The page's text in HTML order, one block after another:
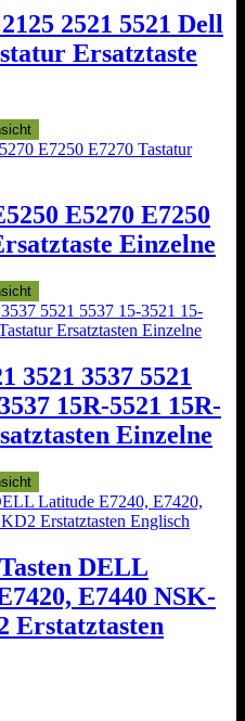
2521 5521 Dell
Ersatztaste
E5270 E7250
Einzelne
3521 3537 5521
15R-5521 15R-
Einzelne
DELL
E7440 NSK-
Erstatztasten